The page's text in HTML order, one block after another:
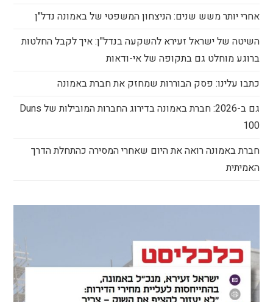
אחרי יותר משש שנים: הניצחון המשפטי של באמונה נדל"ן
השיטה של ישראל זעירא להשקעה בנדל"ן: איך לקבל החלטות
ברוגע מוחלט גם בתקופה של אי-ודאות
כתבו עלינו: פסק הבוררות שמחזק את חברת באמונה
גם ב-2026: חברת באמונה בדירוג החברות המובילות של Duns
100
חברת באמונה רואה את היום שאחרי המסירה כהתחלת הדרך
האמיתית